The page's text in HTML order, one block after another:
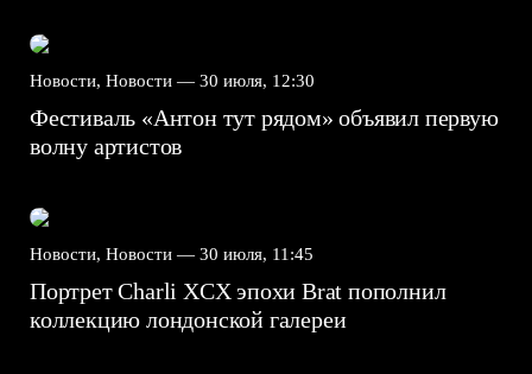
Новости, Новости — 30 июля, 12:30
Фестиваль «Антон тут рядом» объявил первую
волну артистов
Новости, Новости — 30 июля, 11:45
Портрет Charli XCX эпохи Brat пополнил
коллекцию лондонской галереи